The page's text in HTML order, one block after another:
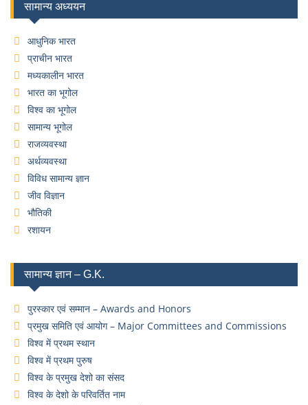
सामान्य अध्ययन
आधुनिक भारत
प्राचीन भारत
मध्यकालीन भारत
भारत का भूगोल
विश्व का भूगोल
सामान्य भूगोल
राजव्यवस्था
अर्थव्यवस्था
विविध सामान्य ज्ञान
जीव विज्ञान
भौतिकी
रशायन
सामान्य ज्ञान – G.K.
पुरस्कार एवं सम्मान – Awards and Honors
प्रमुख समिति एवं आयोग – Major Committees and Commissions
विश्व में प्रथम स्थान
विश्व में प्रथम पुरुष
विश्व के प्रमुख देशो का संसद
विश्व के देशो के परिवर्तित नाम